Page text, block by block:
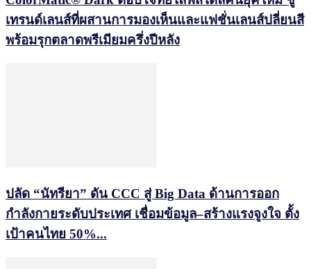
เทรนด์เลนส์ที่ผสานการมองเห็นและแฟชั่นเลนส์ปลี่ยนสี
พร้อมรุกตลาดพรีเมียมครึ่งปีหลัง
ปลัด “นัทรียา” ดัน CCC สู่ Big Data ด้านการออก
กำลังกายระดับประเทศ เชื่อมข้อมูล–สร้างแรงจูงใจ ตั้ง
เป้าคนไทย 50%...